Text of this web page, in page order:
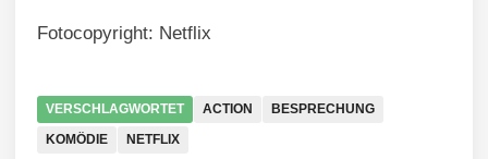
Fotocopyright: Netflix
VERSCHLAGWORTET ACTION
BESPRECHUNG
KOMÖDIE
NETFLIX